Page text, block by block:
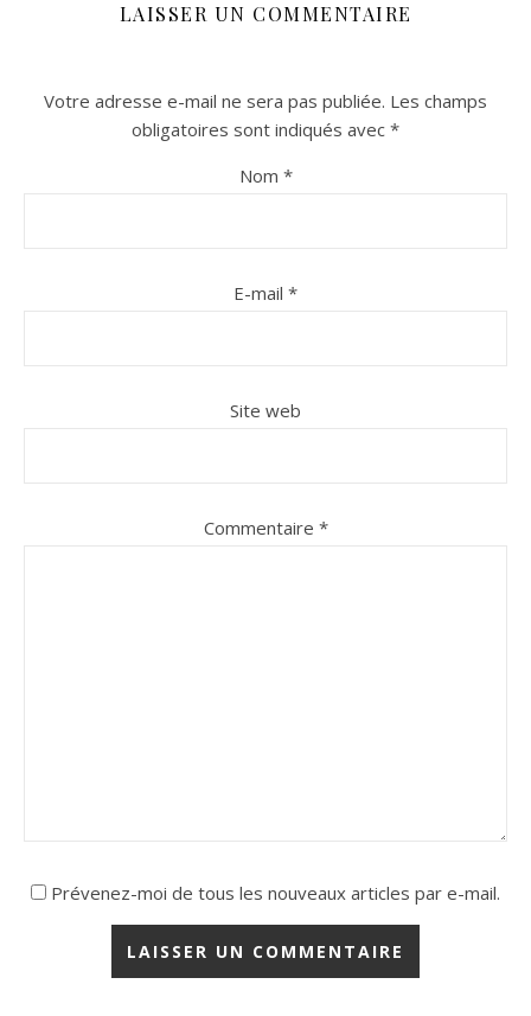
LAISSER UN COMMENTAIRE
Votre adresse e-mail ne sera pas publiée. Les champs
obligatoires sont indiqués avec *
Nom *
E-mail *
Site web
Commentaire *
Prévenez-moi de tous les nouveaux articles par e-mail.